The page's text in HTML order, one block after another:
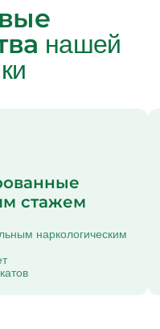
нашей
стажем
наркологическим